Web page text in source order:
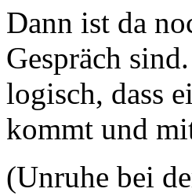
Dann ist da
Gespräch
logisch, dass
kommt und
(Unruhe bei